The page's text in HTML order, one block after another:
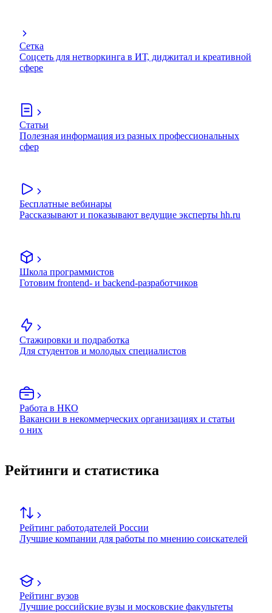
Сетка
Соцсеть для нетворкинга в ИТ, диджитал и креативной
сфере
Статьи
Полезная информация из разных профессиональных
сфер
Бесплатные вебинары
Рассказывают и показывают ведущие эксперты hh.ru
Школа программистов
Готовим frontend- и backend-разработчиков
Стажировки и подработка
Для студентов и молодых специалистов
Работа в НКО
Вакансии в некоммерческих организациях и статьи
о них
Рейтинги и статистика
Рейтинг работодателей России
Лучшие компании для работы по мнению соискателей
Рейтинг вузов
Лучшие российские вузы и московские факультеты